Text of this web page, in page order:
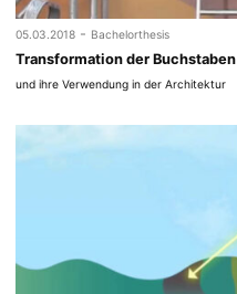
05.03.2018 - Bachelorthesis
Transformation der Buchstaben
und ihre Verwendung in der Architektur